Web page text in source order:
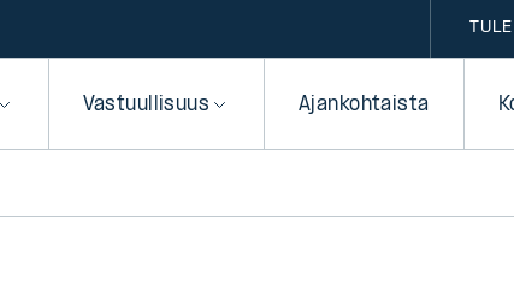
Vastuullisuus Ajankohtaista